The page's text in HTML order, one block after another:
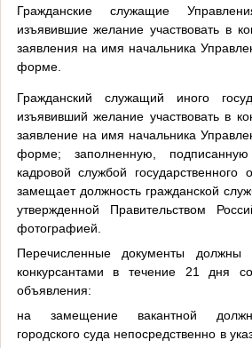
Гражданские служащие
изъявившие желание участвовать в
заявления на имя начальника
форме.
Гражданский служащий иного
изъявивший желание участвовать в
заявление на имя начальника
форме; заполненную,
кадровой службой
замещает должность гражданской
утвержденной Правительством
фотографией.
Перечисленные документы должны
конкурсантами в течение 21 дня
объявления:
на замещение вакантной
городского суда непосредственно в